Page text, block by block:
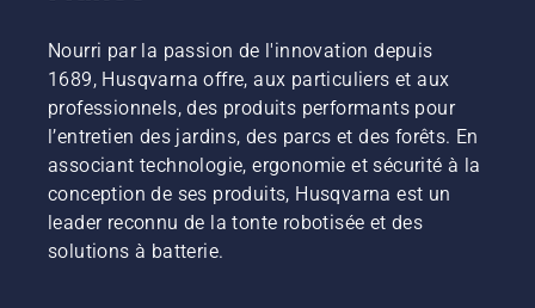
Nourri par la passion de l'innovation depuis
1689, Husqvarna offre, aux particuliers et aux
professionnels, des produits performants pour
l’entretien des jardins, des parcs et des forêts. En
associant technologie, ergonomie et sécurité à la
conception de ses produits, Husqvarna est un
leader reconnu de la tonte robotisée et des
solutions à batterie.